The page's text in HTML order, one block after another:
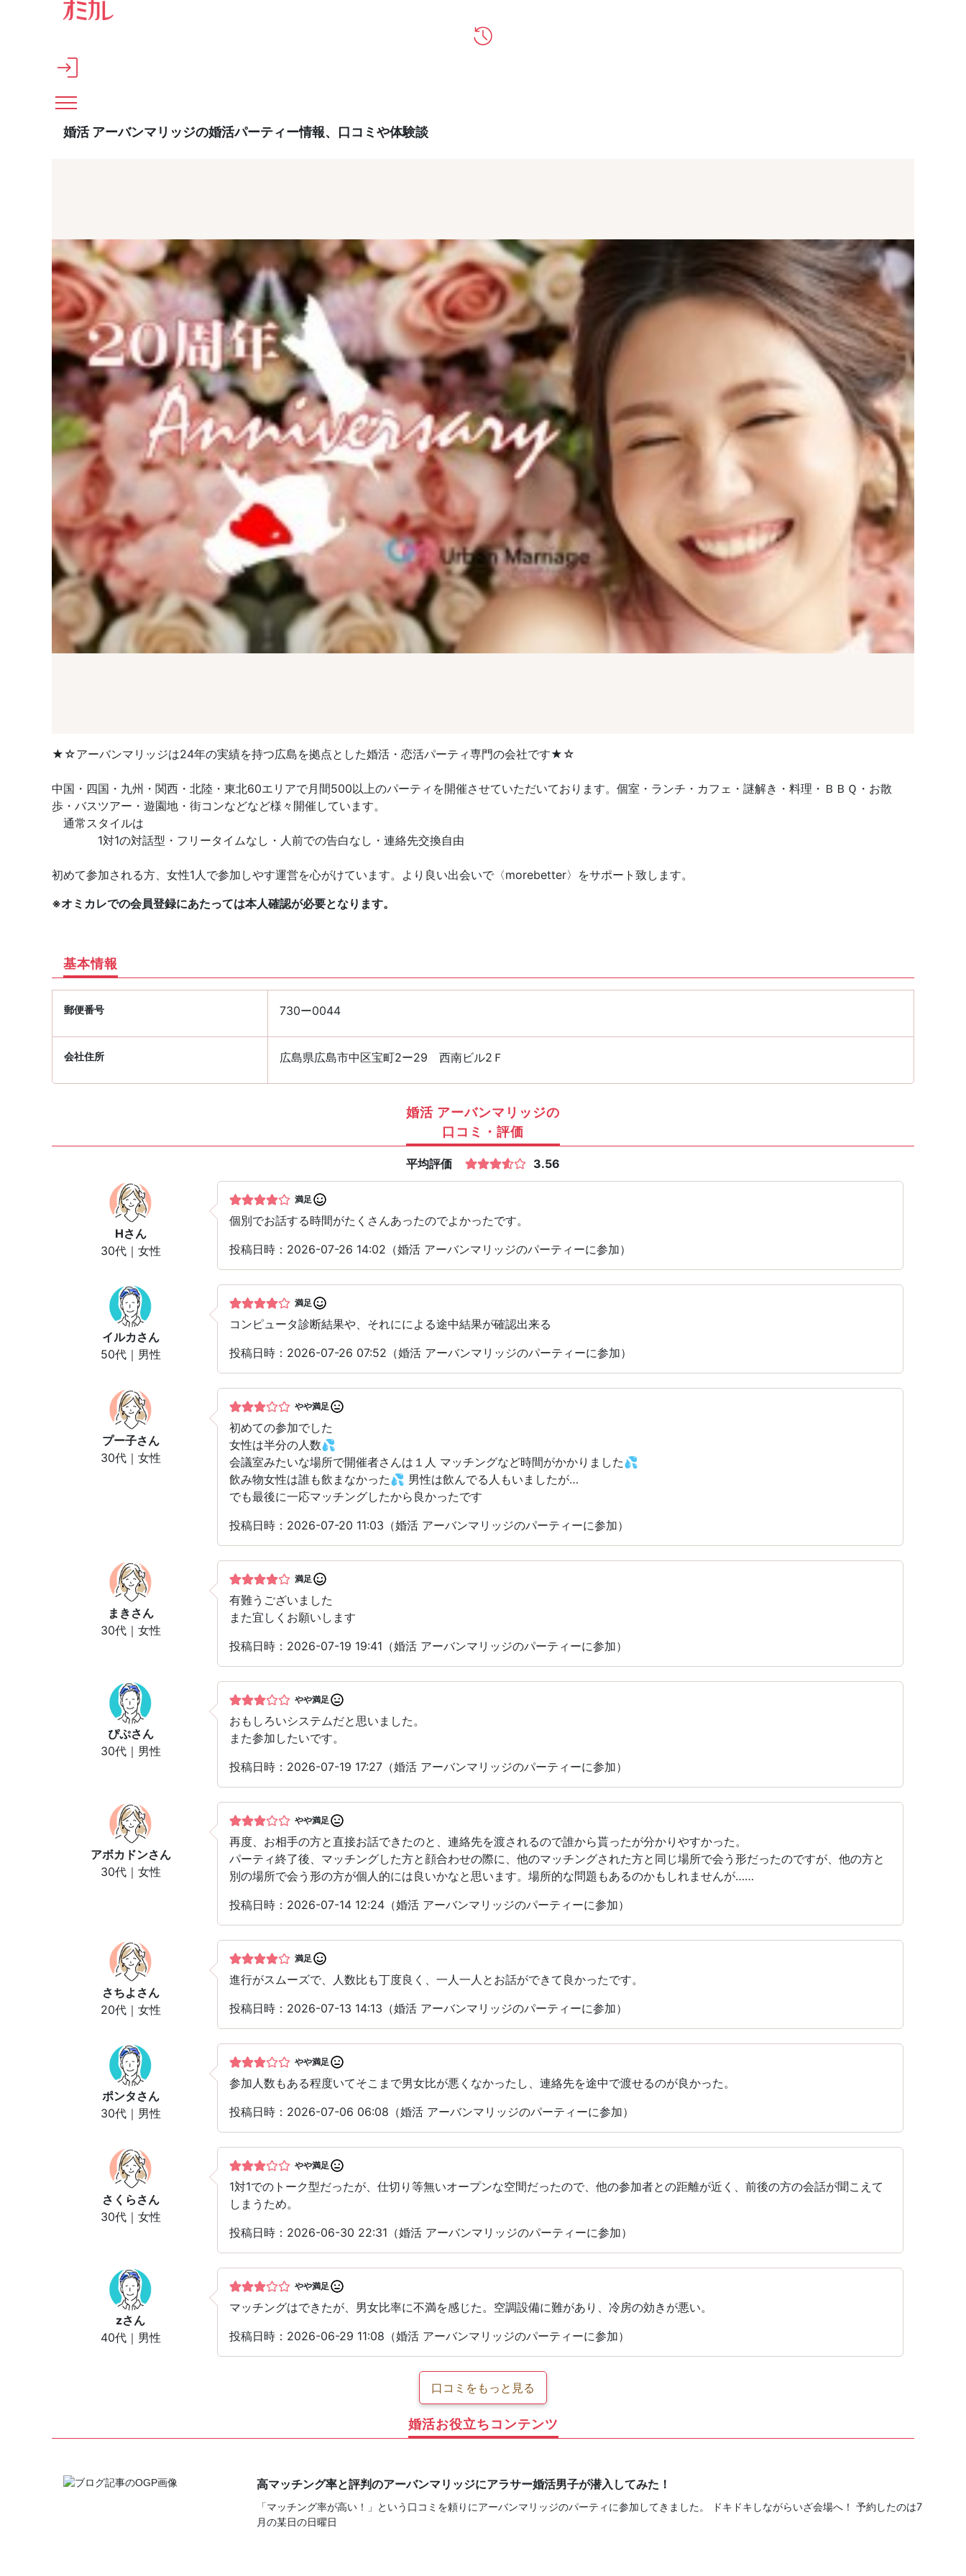
メインコンテンツへスキップ
婚活 アーバンマリッジの婚活パーティー情報、口コミや体験談
★☆アーバンマリッジは24年の実績を持つ広島を拠点とした婚活・恋活パーティ専門の会社です★☆
中国・四国・九州・関西・北陸・東北60エリアで月間500以上のパーティを開催させていただいております。個室・ランチ・カフェ・謎解き・料理・ＢＢＱ・お散
歩・バスツアー・遊園地・街コンなどなど様々開催しています。
通常スタイルは
1対1の対話型・フリータイムなし・人前での告白なし・連絡先交換自由
初めて参加される方、女性1人で参加しやす運営を心がけています。より良い出会いで〈morebetter〉をサポート致します。
※オミカレでの会員登録にあたっては本人確認が必要となります。
基本情報
郵便番号 730ー0044
会社住所 広島県広島市中区宝町2ー29 西南ビル2Ｆ
婚活 アーバンマリッジの
口コミ・評価
平均評価 3.56
Hさん
30代｜女性
満足
個別でお話する時間がたくさんあったのでよかったです。
投稿日時：2026-07-26 14:02（婚活 アーバンマリッジのパーティーに参加）
イルカ さん
50代｜男性
満足
コンピュータ診断結果や、それにによる途中結果が確認出来る
投稿日時：2026-07-26 07:52（婚活 アーバンマリッジのパーティーに参加）
プー子さん
30代｜女性
やや満足
初めての参加でした
女性は半分の人数💦
会議室みたいな場所で開催者さんは１人 マッチングなど時間がかかりました💦
飲み物女性は誰も飲まなかった💦 男性は飲んでる人もいましたが…
でも最後に一応マッチングしたから良かったです
投稿日時：2026-07-20 11:03（婚活 アーバンマリッジのパーティーに参加）
まき さん
30代｜女性
満足
有難うございました
また宜しくお願いします
投稿日時：2026-07-19 19:41（婚活 アーバンマリッジのパーティーに参加）
ぴぷさん
30代｜男性
やや満足
おもしろいシステムだと思いました。
また参加したいです。
投稿日時：2026-07-19 17:27（婚活 アーバンマリッジのパーティーに参加）
アボカドンさん
30代｜女性
やや満足
再度、お相手の方と直接お話できたのと、連絡先を渡されるので誰から貰ったが分かりやすかった。
パーティ終了後、マッチングした方と顔合わせの際に、他のマッチングされた方と同じ場所で会う形だったのですが、他の方と
別の場所で会う形の方が個人的には良いかなと思います。場所的な問題もあるのかもしれませんが……
投稿日時：2026-07-14 12:24（婚活 アーバンマリッジのパーティーに参加）
さちよ さん
20代｜女性
満足
進行がスムーズで、人数比も丁度良く、一人一人とお話ができて良かったです。
投稿日時：2026-07-13 14:13（婚活 アーバンマリッジのパーティーに参加）
ポンタ さん
30代｜男性
やや満足
参加人数もある程度いてそこまで男女比が悪くなかったし、連絡先を途中で渡せるのが良かった。
投稿日時：2026-07-06 06:08（婚活 アーバンマリッジのパーティーに参加）
さくら さん
30代｜女性
やや満足
1対1でのトーク型だったが、仕切り等無いオープンな空間だったので、他の参加者との距離が近く、前後の方の会話が聞こえて
しまうため。
投稿日時：2026-06-30 22:31（婚活 アーバンマリッジのパーティーに参加）
zさん
40代｜男性
やや満足
マッチングはできたが、男女比率に不満を感じた。空調設備に難があり、冷房の効きが悪い。
投稿日時：2026-06-29 11:08（婚活 アーバンマリッジのパーティーに参加）
口コミをもっと見る
婚活お役立ちコンテンツ
高マッチング率と評判のアーバンマリッジにアラサー婚活男子が潜入してみた！
「マッチング率が高い！」という口コミを頼りにアーバンマリッジのパーティに参加してきました。 ドキドキしながらいざ会場へ！ 予約したのは7
月の某日の日曜日